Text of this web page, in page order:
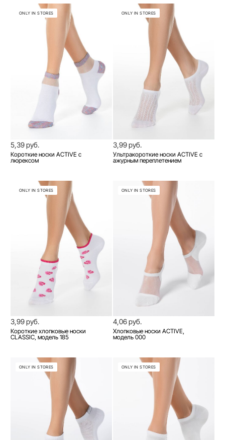
ONLY IN STORES
5,39 руб.
Короткие носки ACTIVE с
люрексом
ONLY IN STORES
3,99 руб.
Ультракороткие носки ACTIVE с
ажурным переплетением
ONLY IN STORES
3,99 руб.
Короткие хлопковые носки
CLASSIC, модель 185
ONLY IN STORES
4,06 руб.
Хлопковые носки ACTIVE,
модель 000
ONLY IN STORES ONLY IN STORES